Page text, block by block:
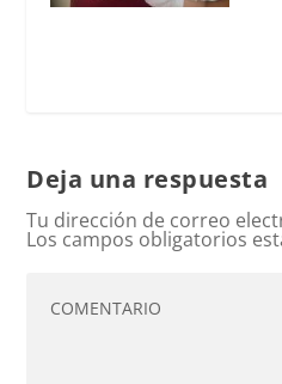
Deja una respuesta
Tu dirección de correo
Los campos obligatorios